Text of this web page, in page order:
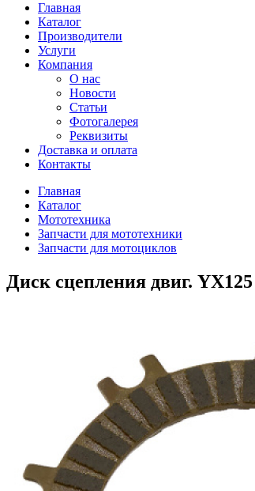
Главная
Каталог
Производители
Услуги
Компания
О нас
Новости
Статьи
Фотогалерея
Реквизиты
Доставка и оплата
Контакты
Главная
Каталог
Мототехника
Запчасти для мототехники
Запчасти для мотоциклов
Диск сцепления двиг.